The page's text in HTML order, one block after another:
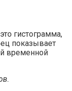
гистограмма,
показывает
временной